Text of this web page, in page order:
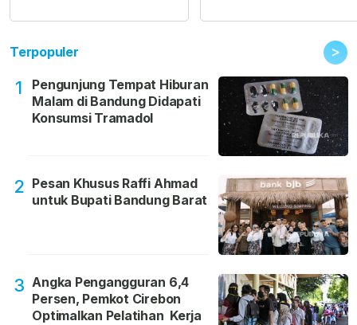
Terpopuler >
1
Pengunjung Tempat Hiburan
Malam di Bandung Didapati
Konsumsi Tramadol
2 Pesan Khusus Raffi Ahmad
untuk Bupati Bandung Barat
3 Angka Pengangguran 6,4
Persen, Pemkot Cirebon
Optimalkan Pelatihan Kerja